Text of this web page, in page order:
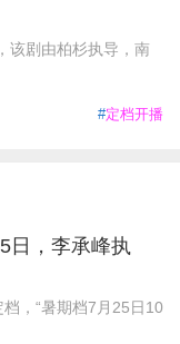
该剧由柏杉执导，南
#定档开播
日，李承峰执
，“暑期档7月25日10